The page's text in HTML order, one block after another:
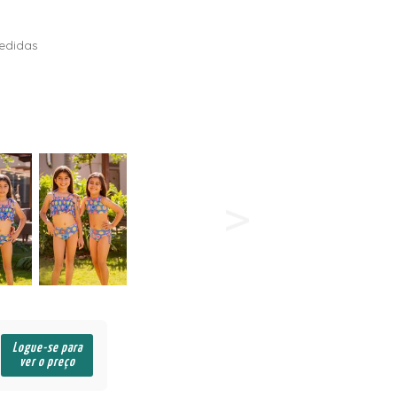
Logue-se para
ver o preço